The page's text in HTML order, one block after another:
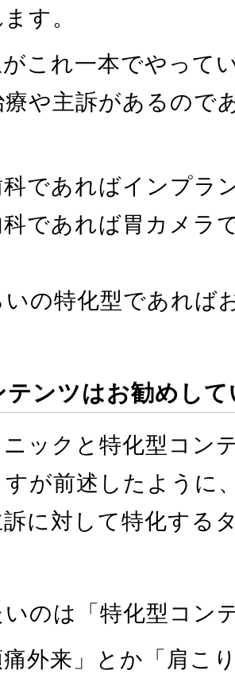
す。
これ一本でやって
や主訴があるので
であればインプラ
科であれば胃カメラ
いの特化型であれば
テンツはお勧めし
ックと特化型コン
すが前述したように
に対して特化する
のは「特化型コン
外来」とか「肩こ